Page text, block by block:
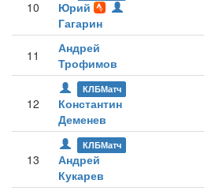
10
Юрий
Гагарин
11
Андрей
Трофимов
12
КЛБМатч
Константин
Деменев
13
КЛБМатч
Андрей
Кукарев